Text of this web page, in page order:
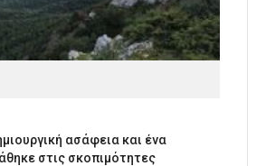
ασάφεια και ένα
στις σκοπιμότητες